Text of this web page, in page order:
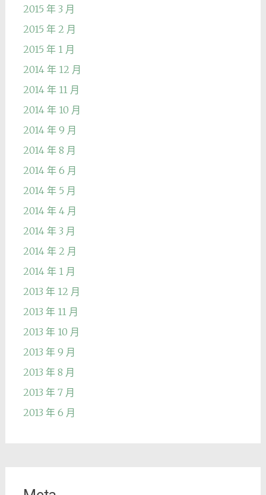
2015 年 3 月
2015 年 2 月
2015 年 1 月
2014 年 12 月
2014 年 11 月
2014 年 10 月
2014 年 9 月
2014 年 8 月
2014 年 6 月
2014 年 5 月
2014 年 4 月
2014 年 3 月
2014 年 2 月
2014 年 1 月
2013 年 12 月
2013 年 11 月
2013 年 10 月
2013 年 9 月
2013 年 8 月
2013 年 7 月
2013 年 6 月